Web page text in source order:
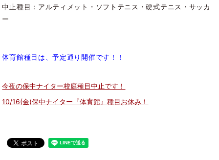
中止種目：アルティメット・ソフトテニス・硬式テニス・サッカ
ー
体育館種目は、予定通り開催です！！
今夜の保中ナイター校庭種目中止です！
10/16(金)保中ナイター『体育館』種目お休み！